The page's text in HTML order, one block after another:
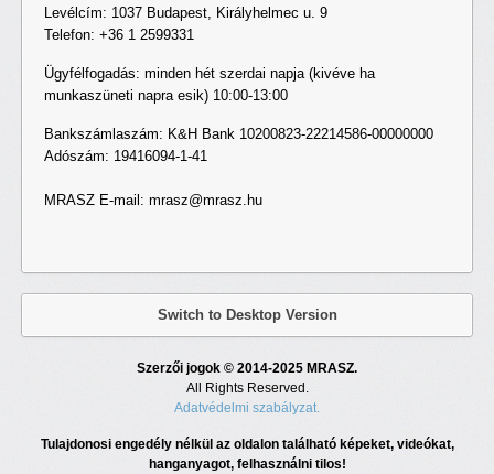
Levélcím: 1037 Budapest, Királyhelmec u. 9
Telefon: +36 1 2599331
Ügyfélfogadás: minden hét szerdai napja (kivéve ha
munkaszüneti napra esik) 10:00-13:00
Bankszámlaszám: K&H Bank 10200823-22214586-00000000
Adószám: 19416094-1-41
MRASZ E-mail: mrasz@mrasz.hu
Switch to Desktop Version
Szerzői jogok © 2014-2025 MRASZ.
All Rights Reserved.
Adatvédelmi szabályzat.
Tulajdonosi engedély nélkül az oldalon található képeket, videókat,
hanganyagot, felhasználni tilos!